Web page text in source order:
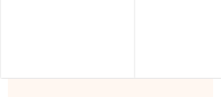
Hilfsbereitschaft!